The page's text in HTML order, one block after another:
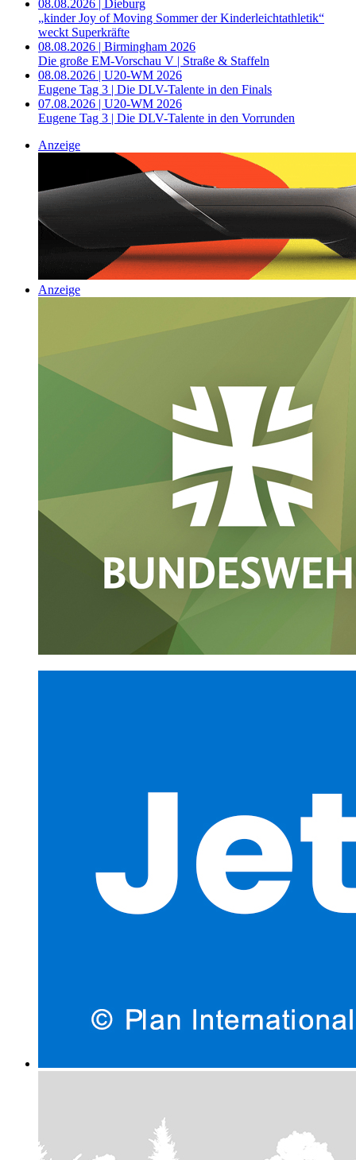
08.08.2026 | Dieburg
„kinder Joy of Moving Sommer der Kinderleichtathletik“
weckt Superkräfte
08.08.2026 | Birmingham 2026
Die große EM-Vorschau V | Straße & Staffeln
08.08.2026 | U20-WM 2026
Eugene Tag 3 | Die DLV-Talente in den Finals
07.08.2026 | U20-WM 2026
Eugene Tag 3 | Die DLV-Talente in den Vorrunden
Anzeige
Anzeige